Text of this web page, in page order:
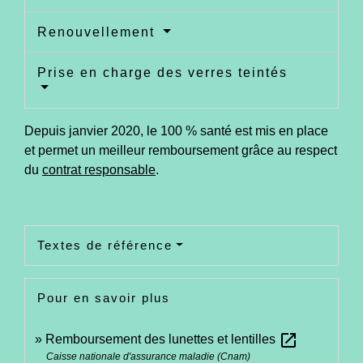
Renouvellement
Prise en charge des verres teintés
Depuis janvier 2020, le 100 % santé est mis en place
et permet un meilleur remboursement grâce au respect
du contrat responsable.
Textes de référence
Pour en savoir plus
Remboursement des lunettes et lentilles open_in_new
Caisse nationale d'assurance maladie (Cnam)